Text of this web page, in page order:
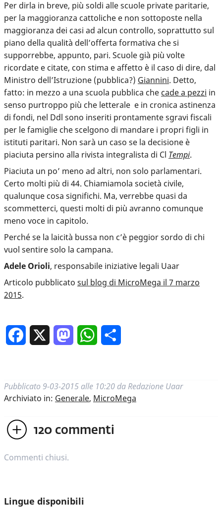
Per dirla in breve, più soldi alle scuole private paritarie,
per la maggioranza cattoliche e non sottoposte nella
maggioranza dei casi ad alcun controllo, soprattutto sul
piano della qualità dell’offerta formativa che si
supporrebbe, appunto, pari. Scuole già più volte
ricordate e citate, con stima e affetto è il caso di dire, dal
Ministro dell’Istruzione (pubblica?) Giannini. Detto,
fatto: in mezzo a una scuola pubblica che cade a pezzi in
senso purtroppo più che letterale e in cronica astinenza
di fondi, nel Ddl sono inseriti prontamente sgravi fiscali
per le famiglie che scelgono di mandare i propri figli in
istituti paritari. Non sarà un caso se la decisione è
piaciuta persino alla rivista integralista di Cl Tempi.
Piaciuta un po’ meno ad altri, non solo parlamentari.
Certo molti più di 44. Chiamiamola società civile,
qualunque cosa significhi. Ma, verrebbe quasi da
scommetterci, questi molti di più avranno comunque
meno voce in capitolo.
Perché se la laicità bussa non c’è peggior sordo di chi
vuol sentire solo la campana.
Adele Orioli, responsabile iniziative legali Uaar
Articolo pubblicato sul blog di MicroMega il 7 marzo
2015.
Facebook MastodonWhatsApp
Pubblicato 9-03-2015 alle 10:20 da Redazione Uaar
Archiviato in: Generale, MicroMega
120 commenti
Commenti chiusi.
Lingue disponibili